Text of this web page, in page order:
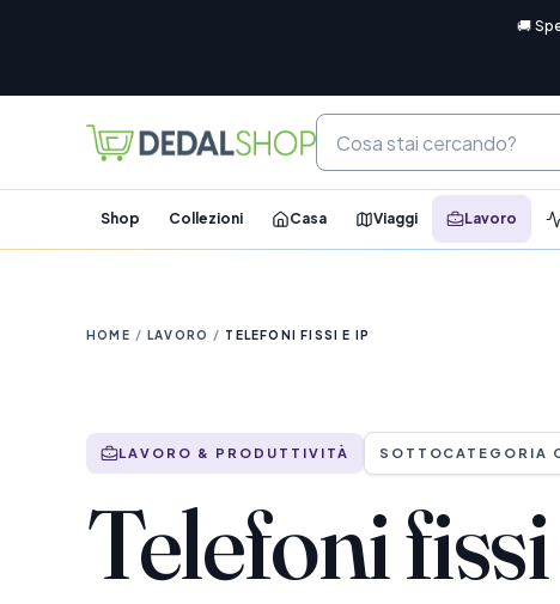
🚚
Shop Collezioni Casa Viaggi Lavoro
HOME / LAVORO / TELEFONI FISSI E IP
LAVORO & PRODUTTIVITÀ SOTTOCATEGORIA
Telefoni